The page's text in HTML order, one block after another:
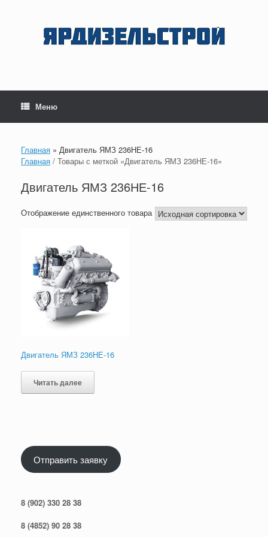
содержанию
Меню
Главная » Двигатель ЯМЗ 236НЕ-16
Главная / Товары с меткой «Двигатель ЯМЗ 236НЕ-16»
Двигатель ЯМЗ 236НЕ-16
Отображение единственного товара
Двигатель ЯМЗ 236НЕ-16
Читать далее
Отправить заявку
8 (902) 330 28 38
8 (4852) 90 28 38